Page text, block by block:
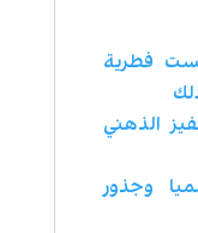
فطرية
الذهني
وجذور